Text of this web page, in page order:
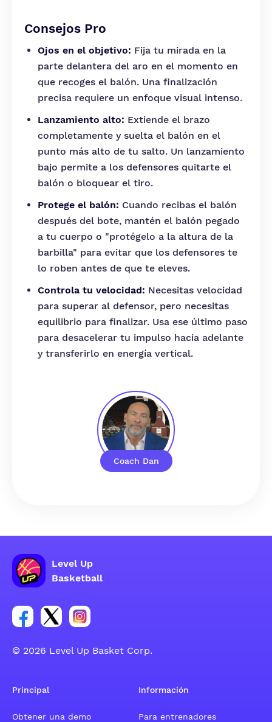
Coach Dan
Consejos Pro
Ojos en el objetivo: Fija tu mirada en la
parte delantera del aro en el momento en
que recoges el balón. Una finalización
precisa requiere un enfoque visual intenso.
Lanzamiento alto: Extiende el brazo
completamente y suelta el balón en el
punto más alto de tu salto. Un lanzamiento
bajo permite a los defensores quitarte el
balón o bloquear el tiro.
Protege el balón: Cuando recibas el balón
después del bote, mantén el balón pegado
a tu cuerpo o "protégelo a la altura de la
barbilla" para evitar que los defensores te
lo roben antes de que te eleves.
Controla tu velocidad: Necesitas velocidad
para superar al defensor, pero necesitas
equilibrio para finalizar. Usa ese último paso
para desacelerar tu impulso hacia adelante
y transferirlo en energía vertical.
Level Up
Basketball
Enlace para el grupo social de la cuenta de Facebook
Enlace para el grupo social de la cuenta de
Enlace para el grupo social de la cuenta
© 2026 Level Up Basket Corp.
Principal
Obtener una demo
Información
Para entrenadores